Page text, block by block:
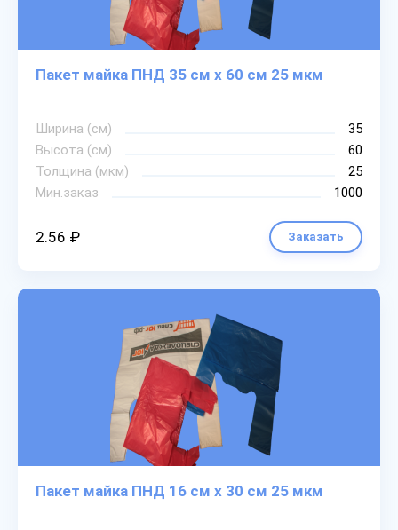
Пакет майка ПНД 35 см х 60 см 25 мкм
Ширина (см)
35
Высота (см)
60
Толщина (мкм)
25
Мин.заказ
1000
2.56 ₽ Заказать
Пакет майка ПНД 16 см х 30 см 25 мкм